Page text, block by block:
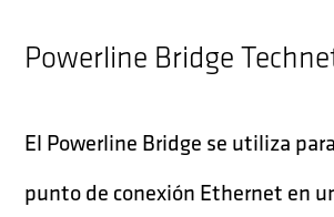
Powerline Bridge
El Powerline Bridge se utiliza
punto de conexión Ethernet en